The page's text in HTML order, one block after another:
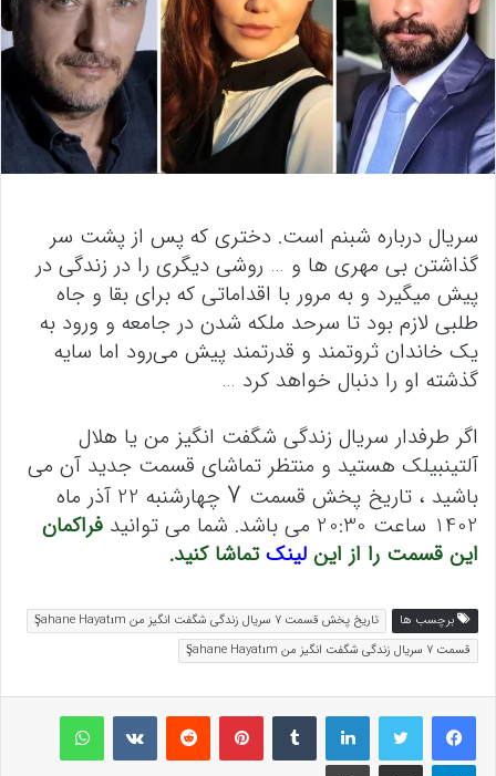
سریال درباره شبنم است. دختری که پس از پشت سر
گذاشتن بی مهری ها و … روشی دیگری را در زندگی در
پیش میگیرد و به مرور با اقداماتی که برای بقا و جاه
طلبی لازم بود تا سرحد ملکه شدن در جامعه و ورود به
یک خاندان ثروتمند و قدرتمند پیش می‌رود اما سایه
گذشته او را دنبال خواهد کرد …
اگر طرفدار سریال زندگی شگفت انگیز من یا هلال
آلتینبیلک هستید و منتظر تماشای قسمت جدید آن می
باشید ، تاریخ پخش قسمت
چهارشنبه 22 آذر ماه
1402 ساعت 20:30 می باشد. شما می توانید
فراکمان
این قسمت را از این لینکتماشا کنید.
برچسب ها
تاریخ پخش قسمت 7 سریال زندگی شگفت انگیز من Şahane Hayatım
قسمت 7 سریال زندگی شگفت انگیز من Şahane Hayatım
لینکداینتامبلر پینتریستReddit
VKontakteواتس آپ
تلگرام اشتراک گذاری با ایمیل چاپ